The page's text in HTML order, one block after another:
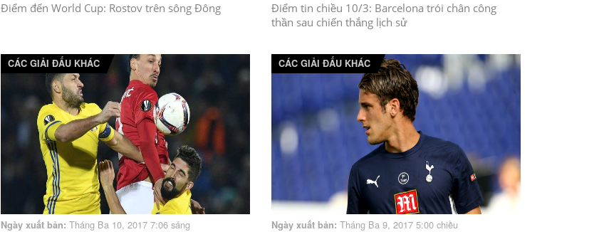
Điểm đến World Cup: Rostov trên sông Đông
Điểm tin chiều 10/3: Barcelona trói chân công
thần sau chiến thắng lịch sử
CÁC GIẢI ĐẤU KHÁC
Ngày xuất bản: Tháng Ba 10, 2017 7:06 sáng
CÁC GIẢI ĐẤU KHÁC
Ngày xuất bản: Tháng Ba 9, 2017 5:00 chiều